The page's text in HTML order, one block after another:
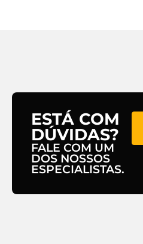
ESTÁ COM
DÚVIDAS?
FALE COM UM
DOS NOSSOS
ESPECIALISTAS.